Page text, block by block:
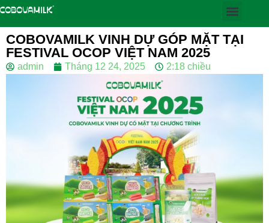
COBOVAMILK VINH DỰ GÓP MẶT TẠI
FESTIVAL OCOP VIỆT NAM 2025
admin Tháng 12 24, 2025 2:18 chiều